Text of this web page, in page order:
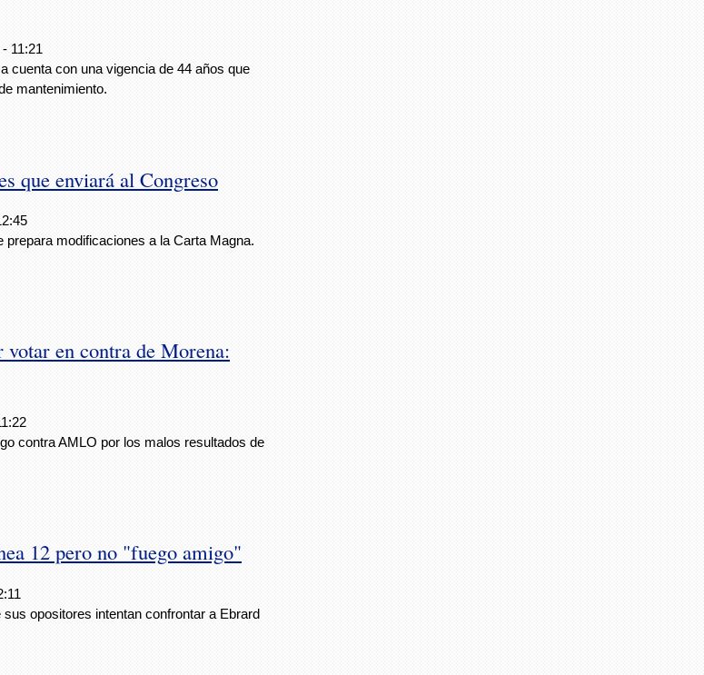
11:21
cuenta con una vigencia de 44 años que
mantenimiento.
que enviará al Congreso
prepara modificaciones a la Carta Magna.
en contra de Morena:
contra AMLO por los malos resultados de
12 pero no "fuego amigo"
opositores intentan confrontar a Ebrard